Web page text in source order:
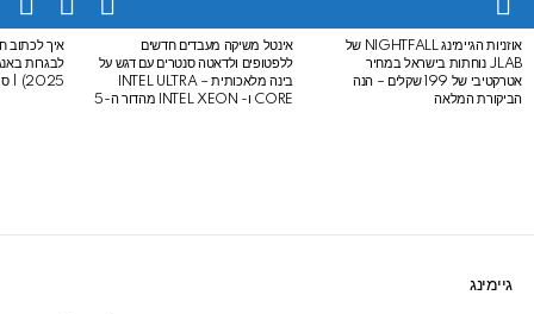
Menu
SKIN
LATEST
STORIES
אוזניות הגיימינג NIGHTFALL של
JLAB נוחתות בישראל במחיר
אטרקטיבי של 199 שקלים – הנה
הביקורת המלאה
אינטל משיקה מעבדים חדשים
ללפטופים ולדאטה סנטרים עם דגש על
בינה מלאכותית – INTEL ULTRA
CORE ו- INTEL XEON מהדור ה-5
איך לכתוב
2025) | סיכום לבגרות באנגלית
גיימינג